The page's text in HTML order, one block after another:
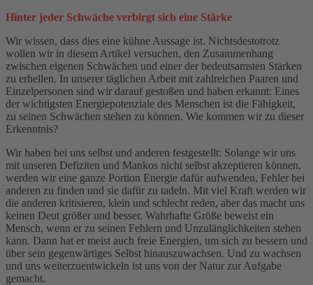
Hinter jeder Schwäche verbirgt sich eine Stärke
Wir wissen, dass dies eine kühne Aussage ist. Nichtsdestotrotz
wollen wir in diesem Artikel versuchen, den Zusammenhang
zwischen eigenen Schwächen und einer der bedeutsamsten Stärken
zu erhellen. In unserer täglichen Arbeit mit zahlreichen Paaren und
Einzelpersonen sind wir darauf gestoßen und haben erkannt: Eines
der wichtigsten Energiepotenziale des Menschen ist die Fähigkeit,
zu seinen Schwächen stehen zu können. Wie kommen wir zu dieser
Erkenntnis?
Wir haben bei uns selbst und anderen festgestellt: Solange wir uns
mit unseren Defiziten und Mankos nicht selbst akzeptieren können,
werden wir eine ganze Portion Energie dafür aufwenden, Fehler bei
anderen zu finden und sie dafür zu tadeln. Mit viel Kraft werden wir
die anderen kritisieren, klein und schlecht reden, aber das macht uns
keinen Deut größer und besser. Wahrhafte Größe beweist ein
Mensch, wenn er zu seinen Fehlern und Unzulänglichkeiten stehen
kann. Dann hat er meist auch freie Energien, um sich zu bessern und
über sein gegenwärtiges Selbst hinauszuwachsen. Und zu wachsen
und uns weiterzuentwickeln ist uns von der Natur zur Aufgabe
gemacht.